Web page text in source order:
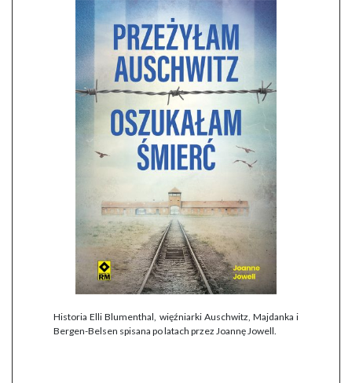
Historia Elli Blumenthal, więźniarki Auschwitz, Majdanka i
Bergen-Belsen spisana po latach przez Joannę Jowell.